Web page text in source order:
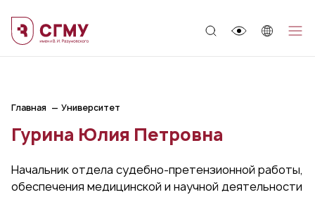
Главная Университет
Гурина Юлия Петровна
Начальник отдела судебно-претензионной работы,
обеспечения медицинской и научной деятельности